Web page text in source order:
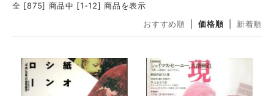
全 [875] 商品中 [1-12] 商品を表示
おすすめ順
価格順 新着順